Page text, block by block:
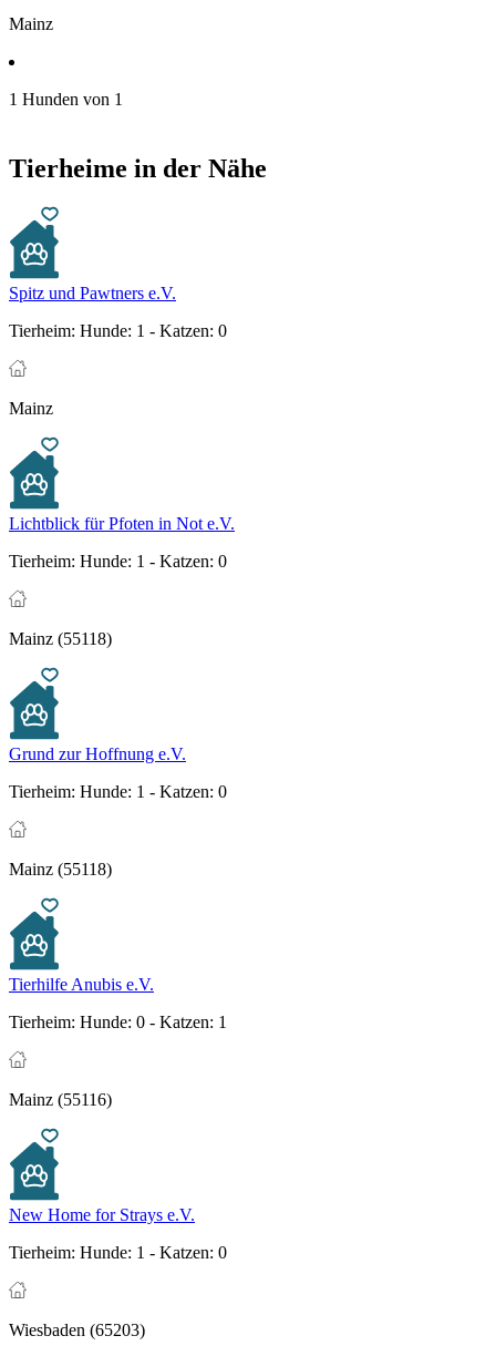
Mainz
1 Hunden von 1
Tierheime in der Nähe
Spitz und Pawtners e.V.
Tierheim: Hunde: 1 - Katzen: 0
Mainz
Lichtblick für Pfoten in Not e.V.
Tierheim: Hunde: 1 - Katzen: 0
Mainz (55118)
Grund zur Hoffnung e.V.
Tierheim: Hunde: 1 - Katzen: 0
Mainz (55118)
Tierhilfe Anubis e.V.
Tierheim: Hunde: 0 - Katzen: 1
Mainz (55116)
New Home for Strays e.V.
Tierheim: Hunde: 1 - Katzen: 0
Wiesbaden (65203)